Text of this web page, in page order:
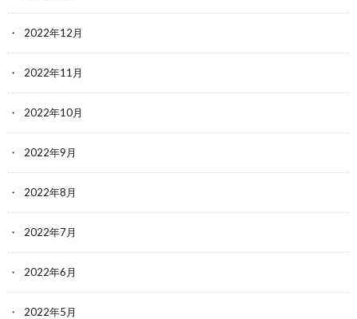
2022年12月
2022年11月
2022年10月
2022年9月
2022年8月
2022年7月
2022年6月
2022年5月